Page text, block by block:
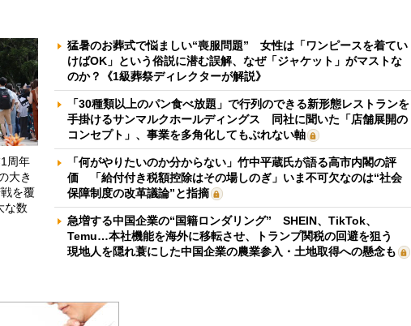
周年
大き
を覆
な数
猛暑のお葬式で悩ましい“喪服問題” 女性は「ワンピースを着てい
けばOK」という俗説に潜む誤解、なぜ「ジャケット」がマストな
のか？《1級葬祭ディレクターが解説》
「30種類以上のパン食べ放題」で行列のできる新形態レストランを
手掛けるサンマルクホールディングス 同社に聞いた「店舗展開の
コンセプト」、事業を多角化してもぶれない軸
「何がやりたいのか分からない」竹中平蔵氏が語る高市内閣の評
価 「給付付き税額控除はその場しのぎ」いま不可欠なのは“社会
保障制度の改革議論”と指摘
急増する中国企業の“国籍ロンダリング” SHEIN、TikTok、
Temu…本社機能を海外に移転させ、トランプ関税の回避を狙う
現地人を隠れ蓑にした中国企業の農業参入・土地取得への懸念も